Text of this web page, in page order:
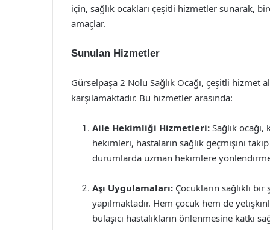
için, sağlık ocakları çeşitli hizmetler sunarak,
amaçlar.
Sunulan Hizmetler
Gürselpaşa 2 Nolu Sağlık Ocağı, çeşitli hizmet
karşılamaktadır. Bu hizmetler arasında:
Aile Hekimliği Hizmetleri: Sağlık
hekimleri, hastaların sağlık geçmişini
durumlarda uzman hekimlere
Aşı Uygulamaları: Çocukların sağlıklı
yapılmaktadır. Hem çocuk hem de
bulaşıcı hastalıkların önlenmesine katkı